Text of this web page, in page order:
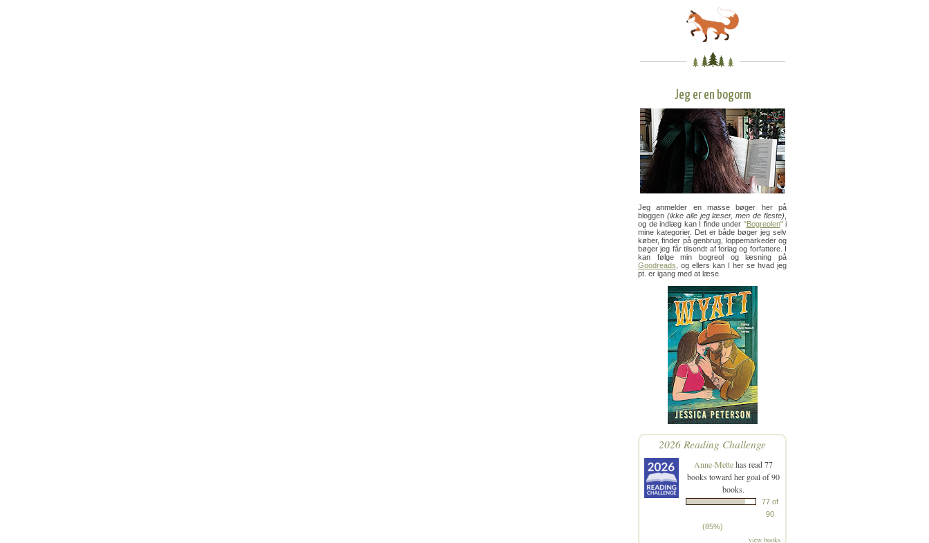
Jeg er en bogorm
Jeg anmelder en masse bøger her på
bloggen (ikke alle jeg læser, men de fleste)
og de indlæg kan I finde under "Bogreolen"i
mine kategorier. Det er både bøger jeg selv
køber, finder på genbrug, loppemarkeder og
bøger jeg får tilsendt af forlag og forfattere. I
kan følge min bogreol og læsning på
Goodreads , og ellers kan I her se hvad jeg
pt. er igang med at læse.
2026 Reading Challenge
Anne-Mettehas read 77
books toward her goal of 90
books.
77 of
90
(85%)
view books